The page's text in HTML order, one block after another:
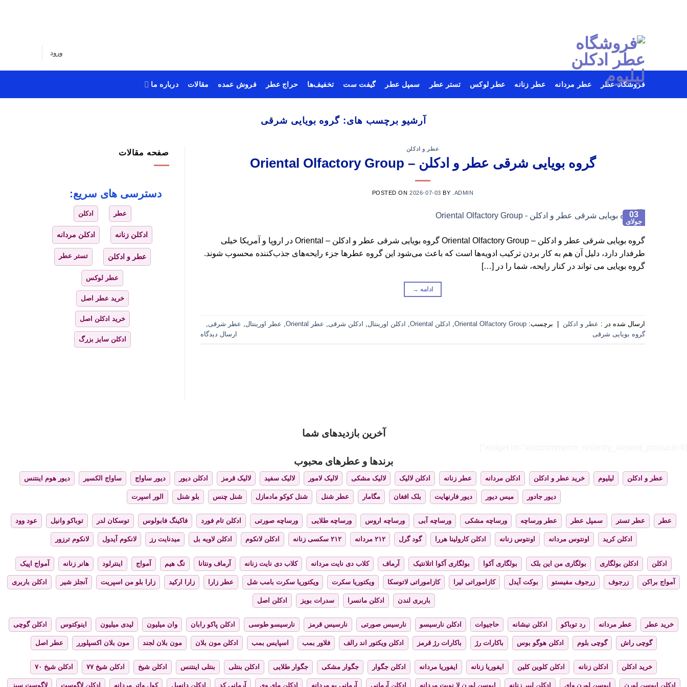
ورود
فروشگاه عطر عطر مردانه عطر زنانه عطر لوکس تستر عطر سمپل عطر گیفت ست تخفیف‌ها حراج عطر فروش عمده مقالات درباره ما
آرشیو برچسب های: گروه بویایی شرقی
عطر و ادکلن
گروه بویایی شرقی عطر و ادکلن – Oriental Olfactory Group
POSTED ON2026-07-03 BY .ADMIN
03
جولای
گروه بویایی شرقی عطر و ادکلن – Oriental Olfactory Group گروه بویایی شرقی عطر و ادکلن – Oriental در اروپا و آمریکا خیلی
طرفدار دارد، دلیل آن هم به کار بردن ترکیب ادویه‌ها است که باعث می‌شود این گروه عطرها جزء رایحه‌های جذب‌کننده محسوب شوند.
گروه بویایی می تواند در کنار رایحه، شما را در […]
ادامه →
ارسال شده در : عطر و ادکلن برچسب: Oriental Olfactory Group
, ادکلن Oriental , ادکلن اورینتال, ادکلن شرقی, عطر Oriental , عطر اورینتال, عطر شرقی,
گروه بویایی شرقی
ارسال دیدگاه
صفحه مقالات
دسترسی های سریع:
عطر ادکلن
ادکلن زنانه ادکلن مردانه
عطر و ادکلن تستر عطر
عطر لوکس
خرید عطر اصل
خرید ادکلن اصل
ادکلن سایز بزرگ
آخرین بازدیدهای شما
برندها و عطرهای محبوب
عطر و ادکلن لیلیوم خرید عطر و ادکلن ادکلن مردانه عطر زنانه ادکلن لالیک لالیک مشکی لالیک لامور لالیک سفید لالیک قرمز ادکلن دیور دیور ساواج ساواج الکسیر دیور هوم اینتنس
دیور جادور میس دیور دیور فارنهایت بلک افغان مگامار عطر شنل شنل کوکو مادمازل شنل چنس بلو شنل الور اسپرت
عطر عطر تستر سمپل عطر عطر ورساچه ورساچه مشکی ورساچه آبی ورساچه اروس ورساچه طلایی ورساچه صورتی ادکلن تام فورد فاکینگ فابولوس توسکان لدر توباکو وانیل عود وود
ادکلن کرید اونتوس مردانه اونتوس زنانه ادکلن کارولینا هررا گود گرل ۲۱۲ مردانه ۲۱۲ سکسی زنانه ادکلن لانکوم ادکلن لاویه بل میدنایت رز لانکوم آیدول لانکوم ترزور
ادکلن ادکلن بولگاری بولگاری من این بلک بولگاری آکوا بولگاری آکوا اتلانتیک آرماف کلاب دی نایت مردانه کلاب دی نایت زنانه آرماف ونتانا تگ هیم آمواج اینترلود هانر زنانه آمواج اپیک
آمواج براکن زرجوف زرجوف مفیستو بوکت آیدل کازاموراتی لیرا کازاموراتی لاتوسکا ویکتوریا سکرت ویکتوریا سکرت بامب شل عطر زارا زارا ارکید زارا بلو من اسپریت آنجلز شیر ادکلن باربری
باربری لندن ادکلن مانسرا سدرات بویز ادکلن اصل
خرید عطر عطر مردانه رد توباکو ادکلن نیشانه حاجیوات ادکلن نارسیسو نارسیس صورتی نارسیس قرمز نارسیسو طوسی ادکلن پاکو رابان وان میلیون لیدی میلیون اینوکتوس ادکلن گوچی
گوچی راش گوچی بلوم ادکلن هوگو بوس باکارات رژ باکارات رژ قرمز ادکلن ویکتور اند رالف فلاور بمب اسپایس بمب ادکلن مون بلان مون بلان لجند مون بلان اکسپلورر عطر اصل
خرید ادکلن ادکلن زنانه ادکلن کلوین کلین ایفوریا زنانه ایفوریا مردانه ادکلن جگوار جگوار مشکی جگوار طلایی ادکلن بنتلی بنتلی اینتنس ادکلن شیخ ادکلن شیخ ۷۷ ادکلن شیخ ۷۰
ادکلن ایوسن لورن ایوسن لورن وای ادکلن لیبر زنانه ایوسن لورن لا نویت مردانه ادکلن آرمانی آرمانی یو مردانه ادکلن مای وی آرمانی کد ادکلن دانهیل کول واتر مردانه ادکلن لاگوست لاگوست سبز